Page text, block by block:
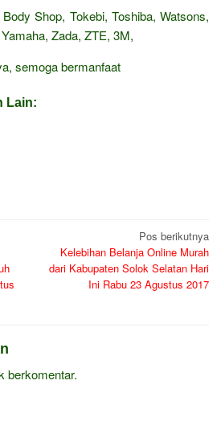
Shop, Tokebi, Toshiba, Watsons,
Zada, ZTE, 3M,
semoga bermanfaat
Lain:
Pos berikutnya
Kelebihan Belanja Online Murah
dari Kabupaten Solok Selatan Hari
Ini Rabu 23 Agustus 2017
berkomentar.